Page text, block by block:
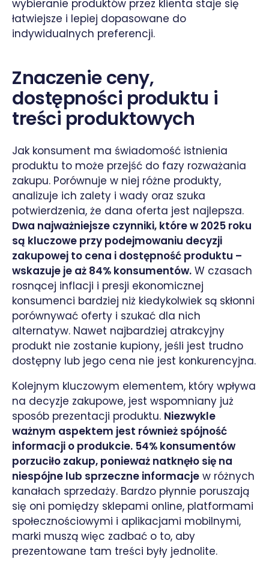
wybieranie produktów przez klienta staje się
łatwiejsze i lepiej dopasowane do
indywidualnych preferencji.
Znaczenie ceny,
dostępności produktu i
treści produktowych
Jak konsument ma świadomość istnienia
produktu to może przejść do fazy rozważania
zakupu. Porównuje w niej różne produkty,
analizuje ich zalety i wady oraz szuka
potwierdzenia, że dana oferta jest najlepsza.
Dwa najważniejsze czynniki, które w 2025 roku
są kluczowe przy podejmowaniu decyzji
zakupowej to cena i dostępność produktu –
wskazuje je aż 84% konsumentów. W czasach
rosnącej inflacji i presji ekonomicznej
konsumenci bardziej niż kiedykolwiek są skłonni
porównywać oferty i szukać dla nich
alternatyw. Nawet najbardziej atrakcyjny
produkt nie zostanie kupiony, jeśli jest trudno
dostępny lub jego cena nie jest konkurencyjna.
Kolejnym kluczowym elementem, który wpływa
na decyzje zakupowe, jest wspomniany już
sposób prezentacji produktu. Niezwykle
ważnym aspektem jest również spójność
informacji o produkcie. 54% konsumentów
porzuciło zakup, ponieważ natknęło się na
niespójne lub sprzeczne informacje w różnych
kanałach sprzedaży. Bardzo płynnie poruszają
się oni pomiędzy sklepami online, platformami
społecznościowymi i aplikacjami mobilnymi,
marki muszą więc zadbać o to, aby
prezentowane tam treści były jednolite.